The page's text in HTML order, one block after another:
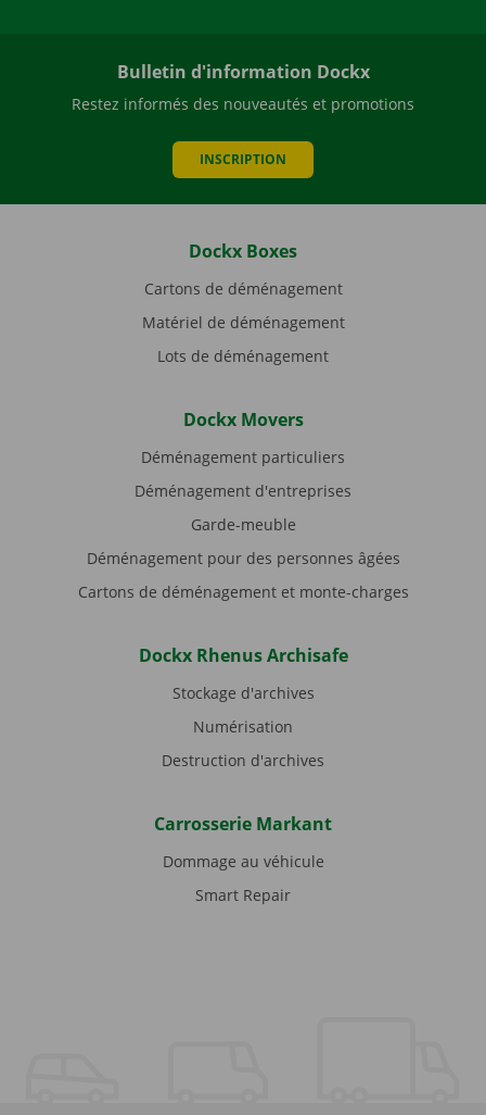
Bulletin d'information Dockx
Restez informés des nouveautés et promotions
INSCRIPTION
Dockx Boxes
Cartons de déménagement
Matériel de déménagement
Lots de déménagement
Dockx Movers
Déménagement particuliers
Déménagement d'entreprises
Garde-meuble
Déménagement pour des personnes âgées
Cartons de déménagement et monte-charges
Dockx Rhenus Archisafe
Stockage d'archives
Numérisation
Destruction d'archives
Carrosserie Markant
Dommage au véhicule
Smart Repair